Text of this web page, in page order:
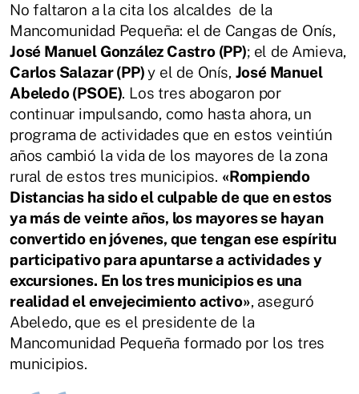
No faltaron a la cita los alcaldes de la
Mancomunidad Pequeña: el de Cangas de Onís,
José Manuel González Castro (PP); el de Amieva,
Carlos Salazar (PP)y el de Onís, José Manuel
Abeledo (PSOE). Los tres abogaron por
continuar impulsando, como hasta ahora, un
programa de actividades que en estos veintiún
años cambió la vida de los mayores de la zona
rural de estos tres municipios. «Rompiendo
Distancias ha sido el culpable de que en estos
ya más de veinte años, los mayores se hayan
convertido en jóvenes, que tengan ese espíritu
participativo para apuntarse a actividades y
excursiones. En los tres municipios es una
realidad el envejecimiento activo», aseguró
Abeledo, que es el presidente de la
Mancomunidad Pequeña formado por los tres
municipios.